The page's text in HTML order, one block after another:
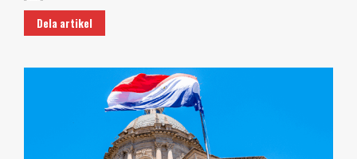
Dela artikel